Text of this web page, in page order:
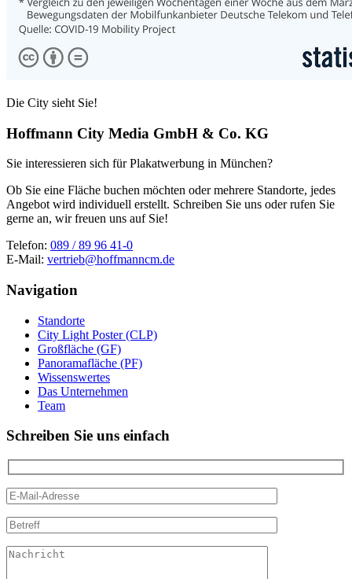
Die City sieht Sie!
Hoffmann City Media GmbH & Co. KG
Sie interessieren sich für Plakatwerbung in München?
Ob Sie eine Fläche buchen möchten oder mehrere Standorte, jedes
Angebot wird individuell erstellt. Schreiben Sie uns oder rufen Sie
gerne an, wir freuen uns auf Sie!
Telefon: 089 / 89 96 41-0
E-Mail: vertrieb@hoffmanncm.de
Navigation
Standorte
City Light Poster (CLP)
Großfläche (GF)
Panoramafläche (PF)
Wissenswertes
Das Unternehmen
Team
Schreiben Sie uns einfach